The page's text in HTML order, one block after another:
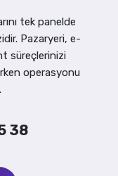
tek panelde
Pazaryeri, e-
süreçlerinizi
operasyonu
38